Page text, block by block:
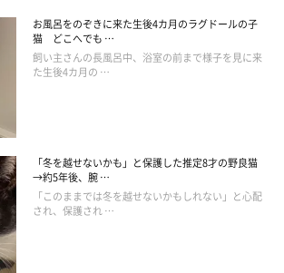
お風呂をのぞきに来た生後4カ月のラグドールの子
猫 どこへでも …
飼い主さんの長風呂中、浴室の前まで様子を見に来
た生後4カ月の …
「冬を越せないかも」と保護した推定8才の野良猫
→約5年後、腕 …
「このままでは冬を越せないかもしれない」と心配
され、保護され …